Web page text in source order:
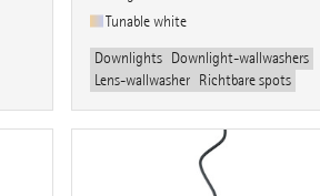
Tunable white
Downlights Downlight-wallwashers
Lens-wallwasher Richtbare spots